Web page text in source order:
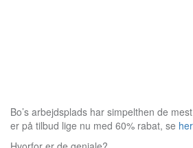
Bo’s arbejdsplads har simpelthen de
er på tilbud lige nu med 60% rabat, se her